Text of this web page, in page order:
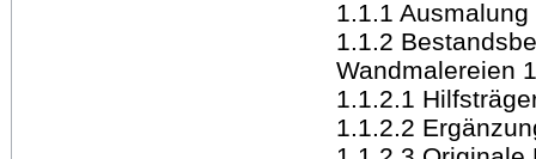
1.1.1
1.1.2
Wandmalereien
1.1.2.1
1.1.2.2